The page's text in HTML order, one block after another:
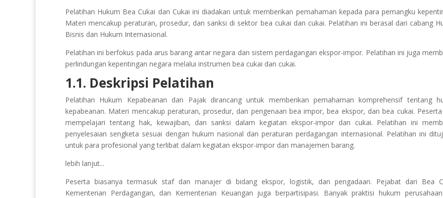
Pelatihan Hukum Bea Cukai dan Cukai ini diadakan untuk memberikan pemahaman kepada para pemangku
Materi mencakup peraturan, prosedur, dan sanksi di sektor bea cukai dan cukai. Pelatihan ini berasal dari cabang
Bisnis dan Hukum Internasional.
Pelatihan ini berfokus pada arus barang antar negara dan sistem perdagangan ekspor-impor. Pelatihan ini juga
perlindungan kepentingan negara melalui instrumen bea cukai dan cukai.
1.1. Deskripsi Pelatihan
Pelatihan Hukum Kepabeanan dan Pajak dirancang untuk memberikan pemahaman komprehensif tentang
kepabeanan. Materi mencakup peraturan, prosedur, dan pengenaan bea impor, bea ekspor, dan bea cukai.
mempelajari tentang hak, kewajiban, dan sanksi dalam kegiatan ekspor-impor dan cukai. Pelatihan ini
penyelesaian sengketa sesuai dengan hukum nasional dan peraturan perdagangan internasional. Pelatihan ini
untuk para profesional yang terlibat dalam kegiatan ekspor-impor dan manajemen barang.
lebih lanjut...
Peserta biasanya termasuk staf dan manajer di bidang ekspor, logistik, dan pengadaan. Pejabat dari Bea
Kementerian Perdagangan, dan Kementerian Keuangan juga berpartisipasi. Banyak praktisi hukum